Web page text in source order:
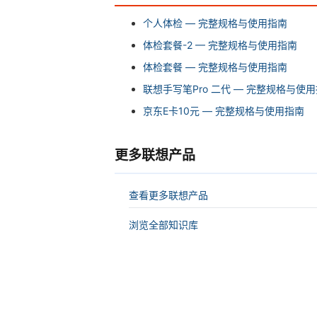
个人体检 — 完整规格与使用指南
体检套餐-2 — 完整规格与使用指南
体检套餐 — 完整规格与使用指南
联想手写笔Pro 二代 — 完整规格与使
京东E卡10元 — 完整规格与使用指南
更多联想产品
查看更多联想产品
浏览全部知识库